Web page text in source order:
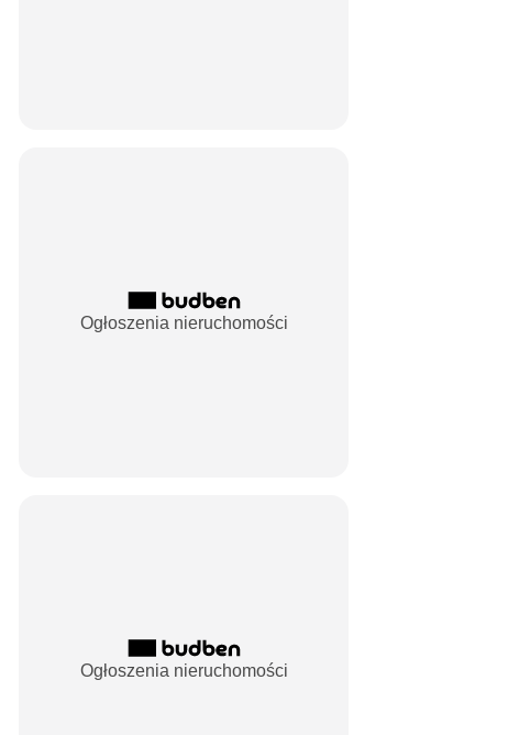
Ogłoszenia nieruchomości
Ogłoszenia nieruchomości